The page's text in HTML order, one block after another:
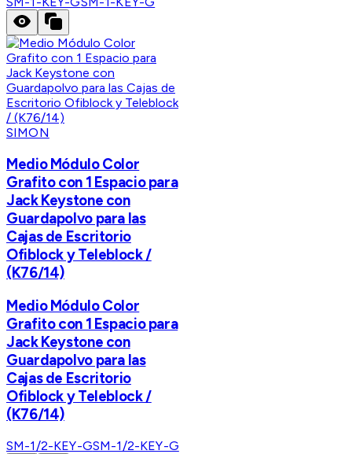
SIMON
Medio Módulo Color
Grafito con 1 Espacio para
Jack Keystone con
Guardapolvo para las
Cajas de Escritorio
Ofiblock y Teleblock /
(K76/14)
Medio Módulo Color
Grafito con 1 Espacio para
Jack Keystone con
Guardapolvo para las
Cajas de Escritorio
Ofiblock y Teleblock /
(K76/14)
SM-1/2-KEY-GSM-1/2-KEY-G